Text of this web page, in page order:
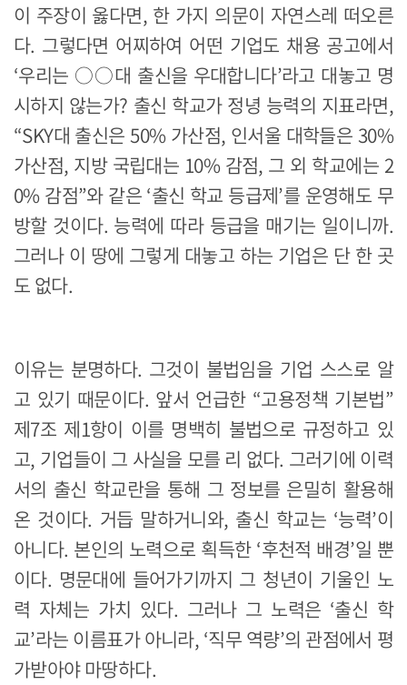
이 주장이 옳다면, 한 가지 의문이 자연스레 떠오른
다. 그렇다면 어찌하여 어떤 기업도 채용 공고에서
‘우리는 ○○대 출신을 우대합니다’라고 대놓고 명
시하지 않는가? 출신 학교가 정녕 능력의 지표라면,
“SKY대 출신은 50% 가산점, 인서울 대학들은 30%
가산점, 지방 국립대는 10% 감점, 그 외 학교에는 2
0% 감점”와 같은 ‘출신 학교 등급제’를 운영해도 무
방할 것이다. 능력에 따라 등급을 매기는 일이니까.
그러나 이 땅에 그렇게 대놓고 하는 기업은 단 한 곳
도 없다.
이유는 분명하다. 그것이 불법임을 기업 스스로 알
고 있기 때문이다. 앞서 언급한 “고용정책 기본법”
제7조 제1항이 이를 명백히 불법으로 규정하고 있
고, 기업들이 그 사실을 모를 리 없다. 그러기에 이력
서의 출신 학교란을 통해 그 정보를 은밀히 활용해
온 것이다. 거듭 말하거니와, 출신 학교는 ‘능력’이
아니다. 본인의 노력으로 획득한 ‘후천적 배경’일 뿐
이다. 명문대에 들어가기까지 그 청년이 기울인 노
력 자체는 가치 있다. 그러나 그 노력은 ‘출신 학
교’라는 이름표가 아니라, ‘직무 역량’의 관점에서 평
가받아야 마땅하다.